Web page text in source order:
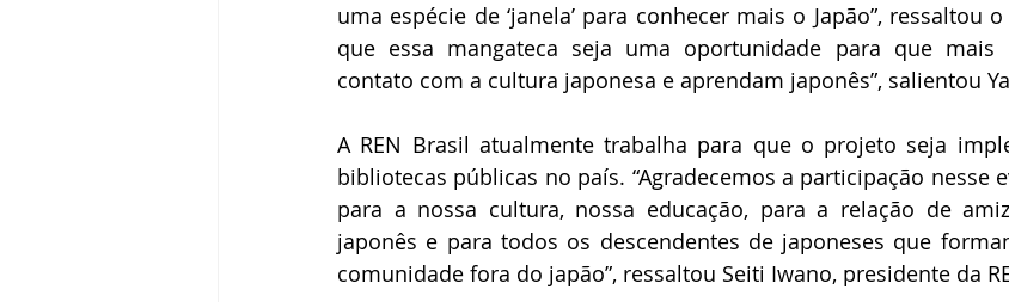
uma espécie de ‘janela’ para conhecer mais o Japão”, ressaltou
que essa mangateca seja uma oportunidade para que mais
contato com a cultura japonesa e aprendam japonês”, salientou
A REN Brasil atualmente trabalha para que o projeto seja
bibliotecas públicas no país. “Agradecemos a participação nesse
para a nossa cultura, nossa educação, para a relação de
japonês e para todos os descendentes de japoneses que
comunidade fora do japão”, ressaltou Seiti Iwano, presidente da